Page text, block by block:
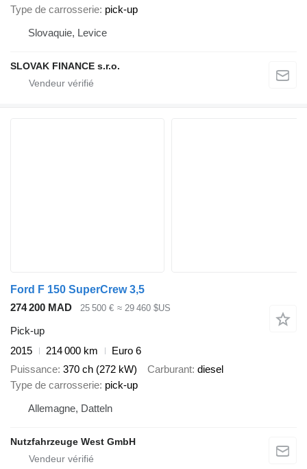
Type de carrosserie pick-up
Slovaquie, Levice
SLOVAK FINANCE s.r.o.
Ford F 150 SuperCrew 3,5
274 200 MAD
25 500 € ≈ 29 460 $US
Pick-up
2015
214 000 km
Euro 6
Puissance 370 ch (272 kW) Carburant diesel
Type de carrosserie pick-up
Allemagne, Datteln
Nutzfahrzeuge West GmbH